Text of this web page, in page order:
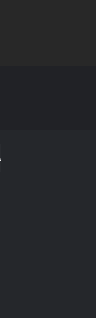
for:
peritaje a casi 20